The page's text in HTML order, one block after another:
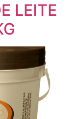
LEITE